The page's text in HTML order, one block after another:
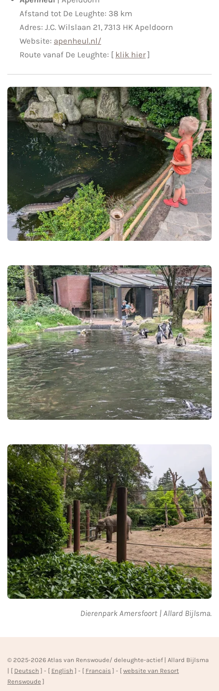
Afstand tot De Leughte: 38 km
Adres: J.C. Wilslaan 21, 7313 HK Apeldoorn
Website: apenheul.nl/
Route vanaf De Leughte: [ klik hier]
Dierenpark Amersfoort | Allard Bijlsma.
© 2025-2026 Atlas van Renswoude/ deleughte-actief | Allard Bijlsma
| [ Deutsch ] - [ English ] - [ Francais ] - [ website van Resort
Renswoude ]